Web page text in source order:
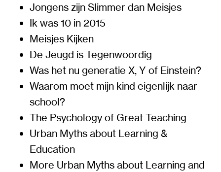
Jongens zijn Slimmer dan Meisjes
Ik was 10 in 2015
Meisjes Kijken
De Jeugd is Tegenwoordig
Was het nu generatie X, Y of Einstein?
Waarom moet mijn kind eigenlijk naar
school?
The Psychology of Great Teaching
Urban Myths about Learning &
Education
More Urban Myths about Learning and